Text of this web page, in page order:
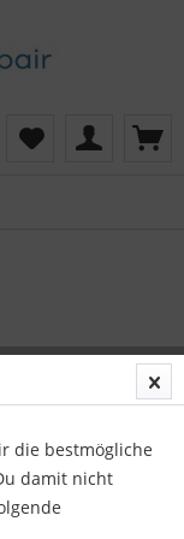
die bestmögliche
damit nicht